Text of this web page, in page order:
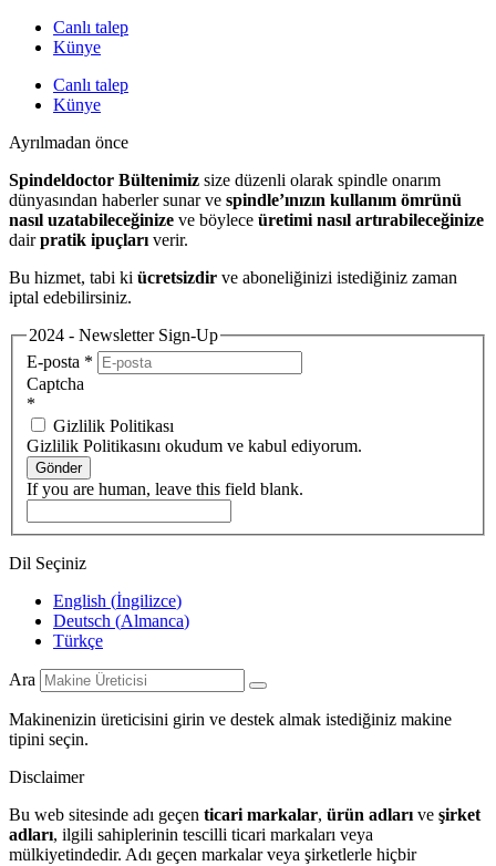
Canlı talep
Künye
Canlı talep
Künye
Ayrılmadan önce
Spindeldoctor Bültenimiz size düzenli olarak spindle onarım
dünyasından haberler sunar ve spindle’ınızın kullanım ömrünü
nasıl uzatabileceğinize ve böylece üretimi nasıl artırabileceğinize
dairpratik ipuçları verir.
Bu hizmet, tabi ki ücretsizdir ve aboneliğinizi istediğiniz zaman
iptal edebilirsiniz.
2024 - Newsletter Sign-Up
E-posta *
Captcha
*
Gizlilik Politikası
Gizlilik Politikasını okudum ve kabul ediyorum.
Gönder
If you are human, leave this field blank.
Dil Seçiniz
English (İngilizce)
Deutsch (Almanca)
Türkçe
Ara
Makinenizin üreticisini girin ve destek almak istediğiniz makine
tipini seçin.
Disclaimer
Bu web sitesinde adı geçen ticari markalar, ürün adları ve şirket
adları, ilgili sahiplerinin tescilli ticari markaları veya
mülkiyetindedir. Adı geçen markalar veya şirketlerle hiçbir